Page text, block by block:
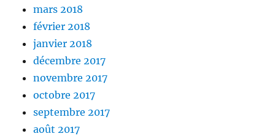
mars 2018
février 2018
janvier 2018
décembre 2017
novembre 2017
octobre 2017
septembre 2017
août 2017